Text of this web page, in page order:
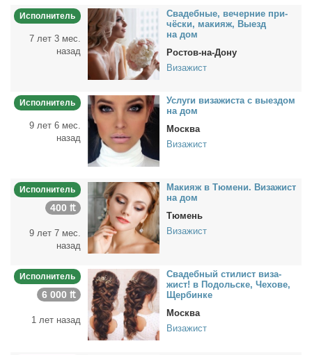
Исполнитель
7 лет 3 мес.
назад
Сва­деб­ные, ве­чер­ние при­
чёс­ки, ма­ки­яж, Вы­езд
на дом
Ростов-на-Дону
Визажист
Исполнитель
9 лет 6 мес.
назад
Услу­ги ви­за­жи­ста с вы­ез­дом
на дом
Москва
Визажист
Исполнитель
400 ₶
9 лет 7 мес.
назад
Ма­ки­яж в Тю­ме­ни. Ви­за­жист
на дом
Тюмень
Визажист
Исполнитель
6 000 ₶
1 лет назад
Сва­деб­ный сти­лист ви­за­
жист! в По­доль­ске, Че­хо­ве,
Щер­бин­ке
Москва
Визажист